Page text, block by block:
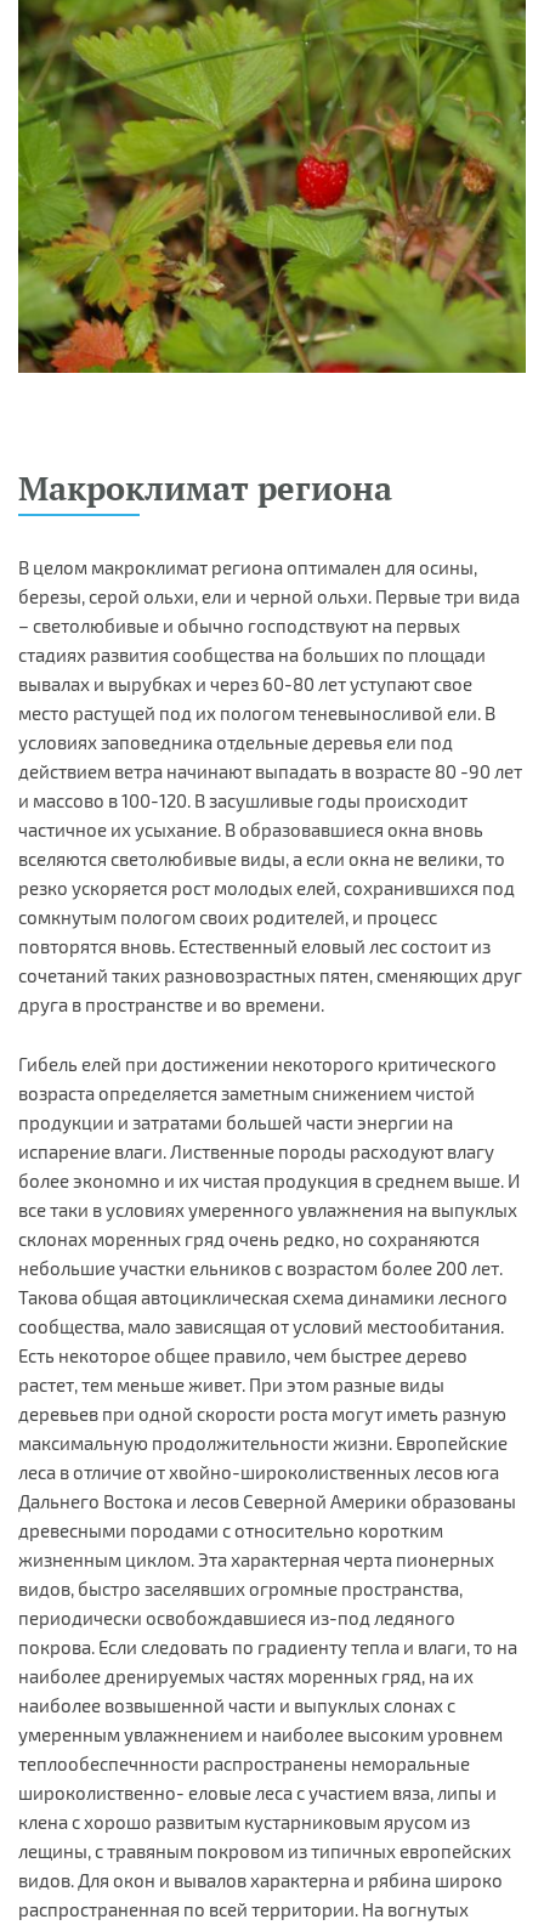
Макроклимат региона
В целом макроклимат региона оптимален для осины,
березы, серой ольхи, ели и черной ольхи. Первые три вида
– светолюбивые и обычно господствуют на первых
стадиях развития сообщества на больших по площади
вывалах и вырубках и через 60-80 лет уступают свое
место растущей под их пологом теневыносливой ели. В
условиях заповедника отдельные деревья ели под
действием ветра начинают выпадать в возрасте 80 -90 лет
и массово в 100-120. В засушливые годы происходит
частичное их усыхание. В образовавшиеся окна вновь
вселяются светолюбивые виды, а если окна не велики, то
резко ускоряется рост молодых елей, сохранившихся под
сомкнутым пологом своих родителей, и процесс
повторятся вновь. Естественный еловый лес состоит из
сочетаний таких разновозрастных пятен, сменяющих друг
друга в пространстве и во времени.
Гибель елей при достижении некоторого критического
возраста определяется заметным снижением чистой
продукции и затратами большей части энергии на
испарение влаги. Лиственные породы расходуют влагу
более экономно и их чистая продукция в среднем выше. И
все таки в условиях умеренного увлажнения на выпуклых
склонах моренных гряд очень редко, но сохраняются
небольшие участки ельников с возрастом более 200 лет.
Такова общая автоциклическая схема динамики лесного
сообщества, мало зависящая от условий местообитания.
Есть некоторое общее правило, чем быстрее дерево
растет, тем меньше живет. При этом разные виды
деревьев при одной скорости роста могут иметь разную
максимальную продолжительности жизни. Европейские
леса в отличие от хвойно-широколиственных лесов юга
Дальнего Востока и лесов Северной Америки образованы
древесными породами с относительно коротким
жизненным циклом. Эта характерная черта пионерных
видов, быстро заселявших огромные пространства,
периодически освобождавшиеся из-под ледяного
покрова. Если следовать по градиенту тепла и влаги, то на
наиболее дренируемых частях моренных гряд, на их
наиболее возвышенной части и выпуклых слонах с
умеренным увлажнением и наиболее высоким уровнем
теплообеспечнности распространены неморальные
широколиственно- еловые леса с участием вяза, липы и
клена с хорошо развитым кустарниковым ярусом из
лещины, с травяным покровом из типичных европейских
видов. Для окон и вывалов характерна и рябина широко
распространенная по всей территории. На вогнутых